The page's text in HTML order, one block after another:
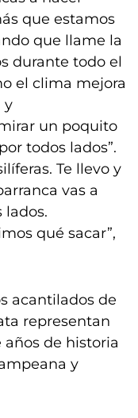
que estamos
que llame la
durante todo el
el clima mejora
y
un poquito
todos lados”.
Te llevo y
vas a
lados.
qué sacar”,
acantilados de
representan
de historia
y